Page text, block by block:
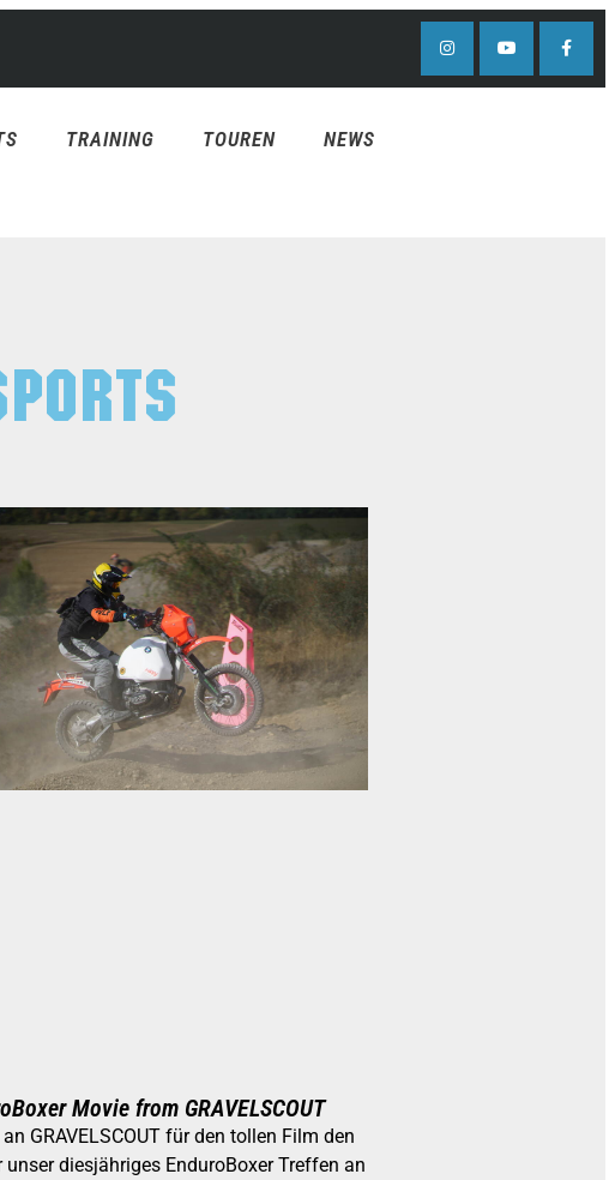
TRAINING TOUREN NEWS
Movie from GRAVELSCOUT
GRAVELSCOUT für den tollen Film den
unser diesjähriges EnduroBoxer Treffen an